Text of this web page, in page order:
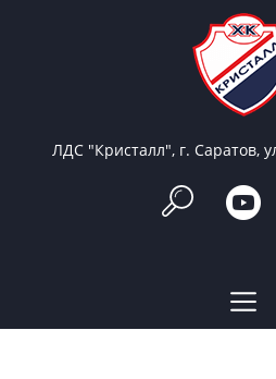
ЛДС "Кристалл", г. Саратов,